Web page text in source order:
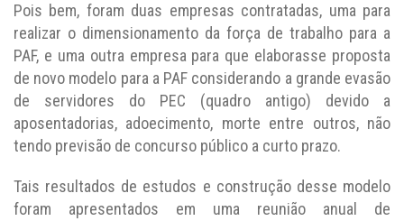
Pois bem, foram duas empresas contratadas, uma para
realizar o dimensionamento da força de trabalho para a
PAF, e uma outra empresa para que elaborasse proposta
de novo modelo para a PAF considerando a grande evasão
de servidores do PEC (quadro antigo) devido a
aposentadorias, adoecimento, morte entre outros, não
tendo previsão de concurso público a curto prazo.
Tais resultados de estudos e construção desse modelo
foram apresentados em uma reunião anual de